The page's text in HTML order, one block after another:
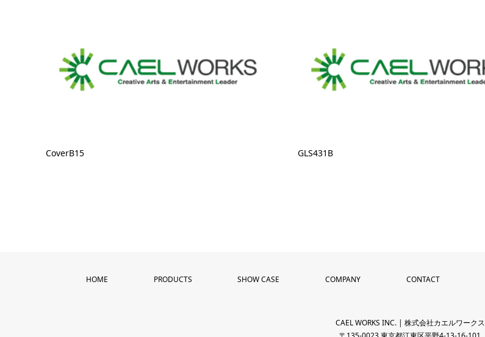
CoverB15 GLS431B
HOME PRODUCTS SHOW CASE COMPANY CONTACT
CAEL WORKS INC. | 株式会社カエルワークス